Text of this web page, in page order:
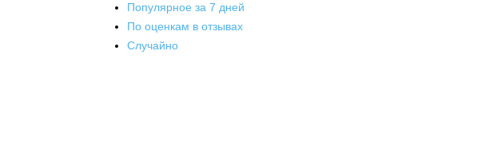
Популярное за 7 дней
По оценкам в отзывах
Случайно